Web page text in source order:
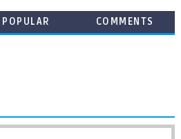
POPULAR COMMENTS